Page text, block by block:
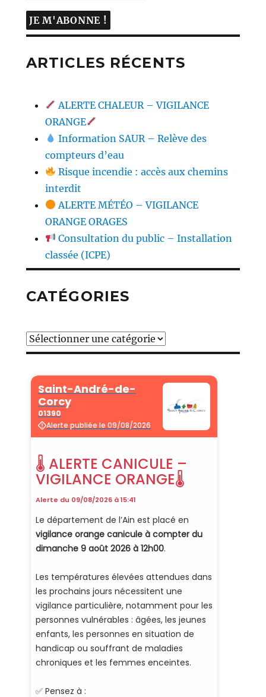
ARTICLES RÉCENTS
ALERTE CHALEUR – VIGILANCE
ORANGE
Information SAUR – Relève des
compteurs d’eau
Risque incendie : accès aux chemins
interdit
ALERTE MÉTÉO – VIGILANCE
ORANGE ORAGES
Consultation du public – Installation
classée (ICPE)
CATÉGORIES
Catégories